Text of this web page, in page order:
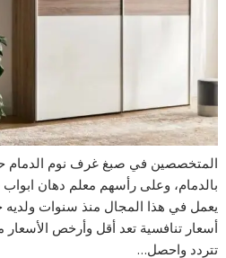
المتخصصين في صبغ غرف نوم الدمام
بالدمام، وعلى رأسهم معلم دهان
يعمل في هذا المجال منذ سنوات ولديه
أسعار تنافسية تعد أقل وأرخص الأسعار
تتردد واحصل…